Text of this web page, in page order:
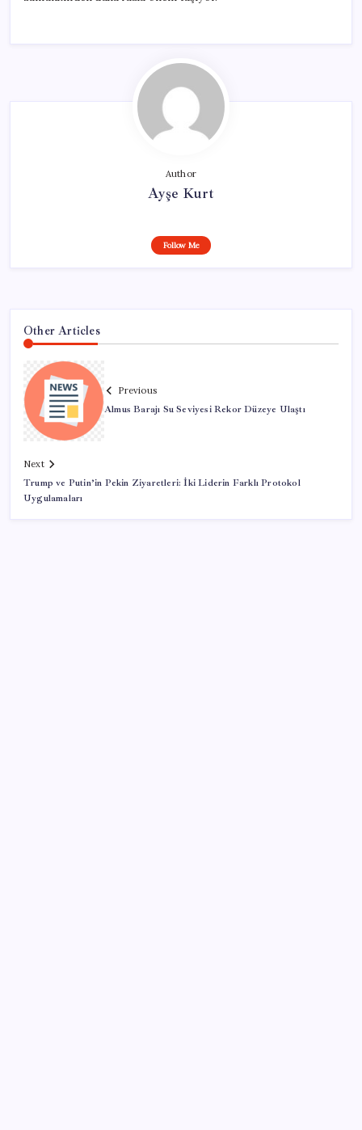
Author
Ayşe Kurt
Follow Me
Other Articles
Previous
Almus Barajı Su Seviyesi Rekor Düzeye Ulaştı
Next
Trump ve Putin’in Pekin Ziyaretleri: İki Liderin Farklı Protokol
Uygulamaları